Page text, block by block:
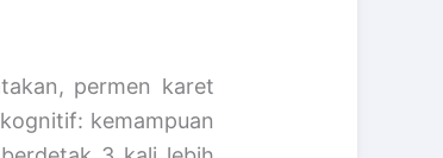
permen karet
kemampuan